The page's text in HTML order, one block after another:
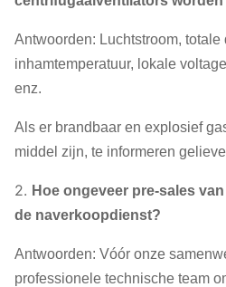
Antwoorden: Luchtstroom, totale
inhamtemperatuur, lokale
enz.
Als er brandbaar en explosief
middel zijn, te informeren
2. Hoe ongeveer pre-sales
de naverkoopdienst?
Antwoorden: Vóór onze
professionele technische team